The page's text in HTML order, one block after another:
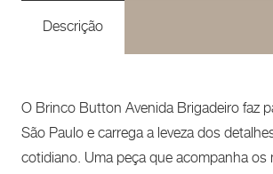
Descrição
O Brinco Button Avenida Brigadeiro faz
São Paulo e carrega a leveza dos
cotidiano. Uma peça que acompanha os